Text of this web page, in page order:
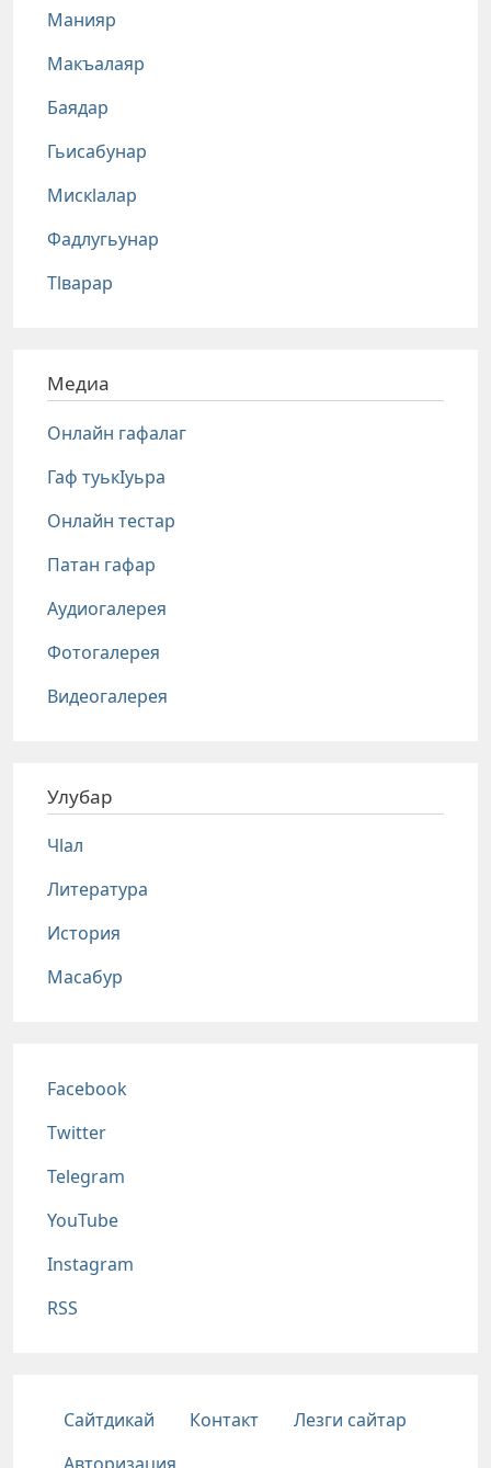
Манияр
Макъалаяр
Баядар
Гьисабунар
Мискlалар
Фадлугьунар
Тlварар
Медиа
Онлайн гафалаг
Гаф туькIуьра
Онлайн тестар
Патан гафар
Аудиогалерея
Фотогалерея
Видеогалерея
Улубар
Чlал
Литература
История
Масабур
Соц сети
Facebook
Twitter
Telegram
YouTube
Instagram
RSS
Подвал
Сайтдикай Контакт
Лезги сайтар